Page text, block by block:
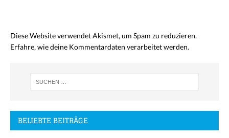
Diese Website verwendet Akismet, um Spam zu reduzieren.
Erfahre, wie deine Kommentardaten verarbeitet werden.
BELIEBTE BEITRÄGE